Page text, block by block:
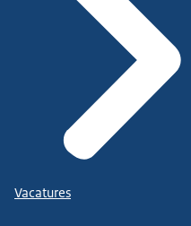
Vacatures